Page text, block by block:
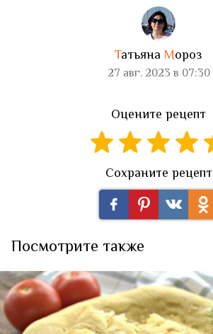
Татьяна Мороз
27 авг. 2023 в 07:30
Оцените рецепт
Сохраните рецепт
Посмотрите также